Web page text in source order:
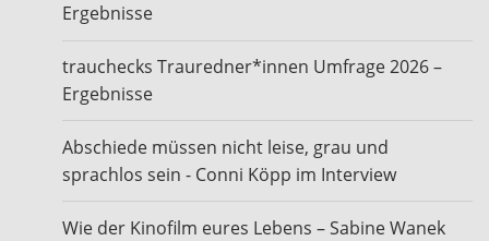
Ergebnisse
trauchecks Trauredner*innen Umfrage 2026 –
Ergebnisse
Abschiede müssen nicht leise, grau und
sprachlos sein - Conni Köpp im Interview
Wie der Kinofilm eures Lebens – Sabine Wanek